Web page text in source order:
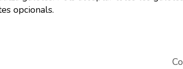
opcionals.